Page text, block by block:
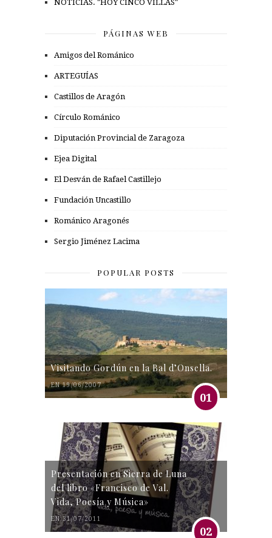
NOTICIAS. "HOY CINCO VILLAS"
PÁGINAS WEB
Amigos del Románico
ARTEGUÍAS
Castillos de Aragón
Círculo Románico
Diputación Provincial de Zaragoza
Ejea Digital
El Desván de Rafael Castillejo
Fundación Uncastillo
Románico Aragonés
Sergio Jiménez Lacima
POPULAR POSTS
Visitando Gordún en la Bal d’Onsella.
EN 19/06/2007
01
Presentación en Sierra de Luna
del libro «Francisco de Val.
Vida, Poesía y Música»
EN 31/07/2011
02